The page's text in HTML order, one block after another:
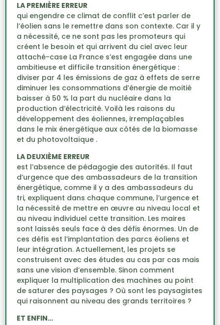
LA PREMIÈRE ERREUR
qui engendre ce climat de conflit c’est parler de
l’éolien sans le remettre dans son contexte. Car il y
a nécessité, ce ne sont pas les promoteurs qui
créent le besoin et qui arrivent du ciel avec leur
attaché-case La France s’est engagée dans une
ambitieuse et difficile transition énergétique :
diviser par 4 les émissions de gaz à effets de serre
diminuer les consommations d’énergie de moitié
baisser à 50 % la part du nucléaire dans la
production d’électricité. Voilà les raisons du
développement des éoliennes, irremplaçables
dans le mix énergétique aux côtés de la biomasse
et du photovoltaïque .
LA DEUXIÈME ERREUR
est l’absence de pédagogie des autorités. Il faut
d’urgence que des ambassadeurs de la transition
énergétique, comme il y a des ambassadeurs du
tri, expliquent dans chaque commune, l’urgence et
la nécessité de mettre en œuvre au niveau local et
au niveau individuel cette transition. Les maires
sont laissés seuls face à des défis énormes. Un de
ces défis est l’implantation des parcs éoliens et
leur intégration. Actuellement, les projets se
construisent avec des études au cas par cas mais
sans une vision d’ensemble. Sinon comment
expliquer la multiplication des machines au point
de saturer des paysages ? Où sont les paysagistes
qui raisonnent au niveau des grands territoires ?
ET ENFIN…